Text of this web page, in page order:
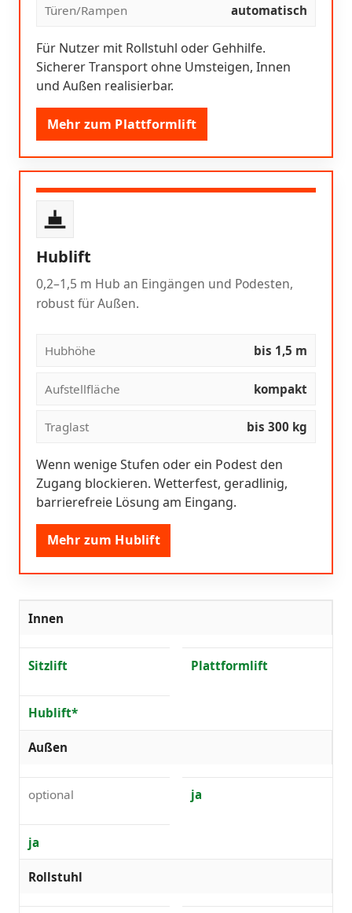
Türen/Rampen automatisch
Für Nutzer mit Rollstuhl oder Gehhilfe.
Sicherer Transport ohne Umsteigen, Innen
und Außen realisierbar.
Mehr zum Plattformlift
Hublift
0,2–1,5 m Hub an Eingängen und Podesten,
robust für Außen.
Hubhöhe bis 1,5 m
Aufstellfläche kompakt
Traglast bis 300 kg
Wenn wenige Stufen oder ein Podest den
Zugang blockieren. Wetterfest, geradlinig,
barrierefreie Lösung am Eingang.
Mehr zum Hublift
Innen
Sitzlift Plattformlift
Hublift*
Außen
optional ja
ja
Rollstuhl